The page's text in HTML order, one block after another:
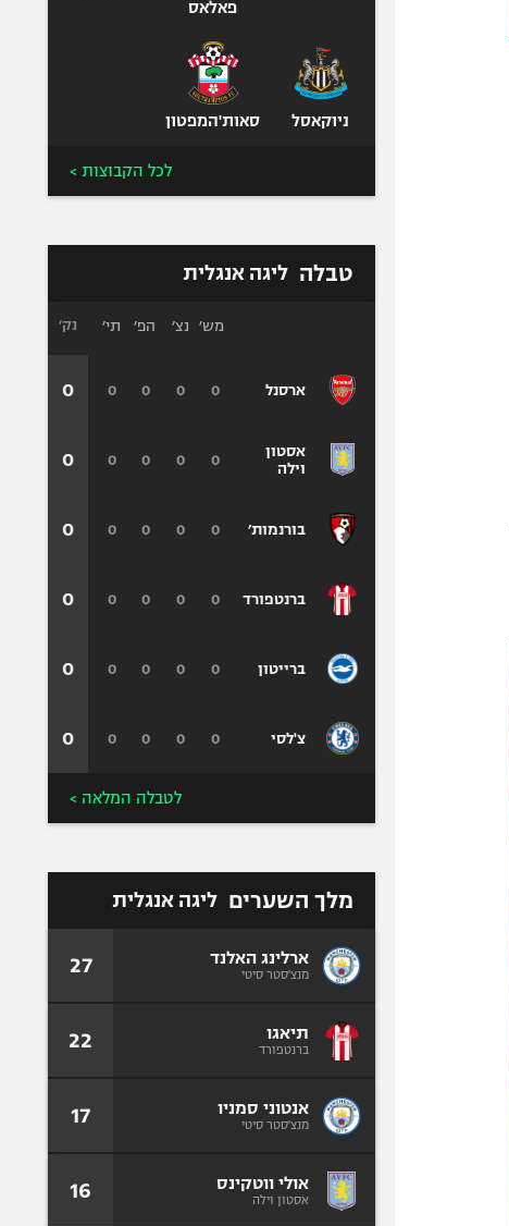
פאלאס
ניוקאסל סאות'המפטון
לכל הקבוצות >
טבלה ליגה אנגלית
ארסנל
אסטון
וילה
בורנמות׳
ברנטפורד
ברייטון
צ'לסי
מש׳ נצ׳ הפ׳ תי׳
0
0
0
0
0
0
0
0
0
0
0
0
0
0
0
0
0
0
0
0
0
0
0
0
נק׳
0
0
0
0
0
0
לטבלה המלאה >
מלך השערים ליגה אנגלית
ארלינג האלנד
מנצ'סטר סיטי 27
תיאגו
ברנטפורד 22
אנטוני סמניו
מנצ'סטר סיטי 17
אולי ווטקינס
אסטון וילה 16